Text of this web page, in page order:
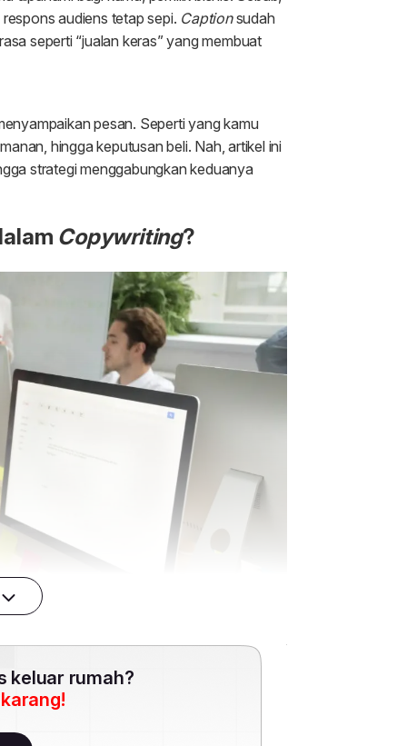
keluar rumah?